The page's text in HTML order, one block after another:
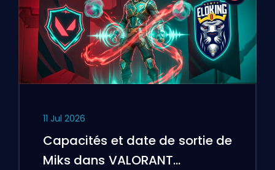
11 Jul 2026
Capacités et date de sortie de
Miks dans VALORANT